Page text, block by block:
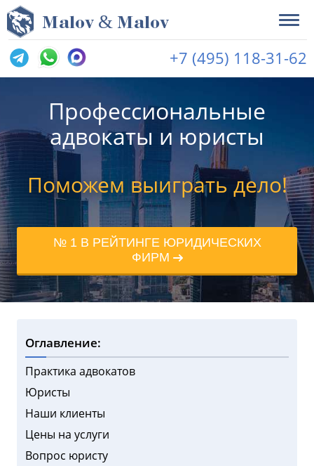
Malov & Malov
+7 (495) 118-31-62
Профессиональные
адвокаты и юристы
Поможем выиграть дело!
№ 1 В РЕЙТИНГЕ ЮРИДИЧЕСКИХ
ФИРМ
Оглавление:
Практика адвокатов
Юристы
Наши клиенты
Цены на услуги
Вопрос юристу